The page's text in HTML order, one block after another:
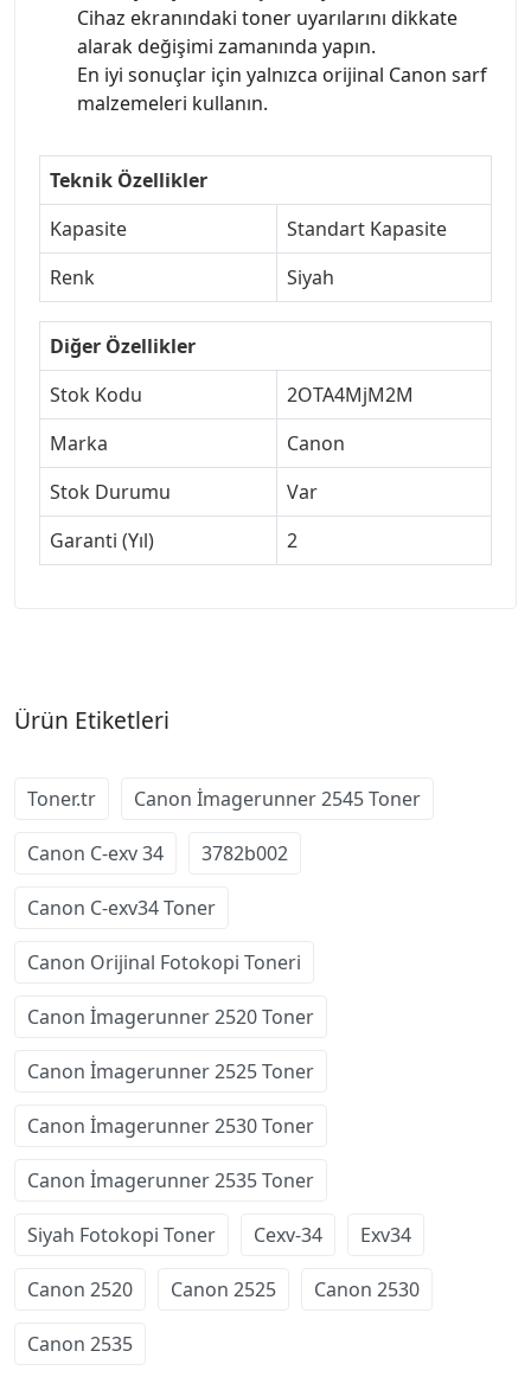
Cihaz ekranındaki toner uyarılarını dikkate
alarak değişimi zamanında yapın.
En iyi sonuçlar için yalnızca orijinal Canon sarf
malzemeleri kullanın.
Teknik Özellikler
Kapasite
Standart Kapasite
Renk
Siyah
Diğer Özellikler
Stok Kodu
2OTA4MjM2M
Marka
Canon
Stok Durumu
Var
Garanti (Yıl)
2
Ürün Etiketleri
Toner.tr Canon İmagerunner 2545 Toner
Canon C-exv 34 3782b002
Canon C-exv34 Toner
Canon Orijinal Fotokopi Toneri
Canon İmagerunner 2520 Toner
Canon İmagerunner 2525 Toner
Canon İmagerunner 2530 Toner
Canon İmagerunner 2535 Toner
Siyah Fotokopi Toner Cexv-34 Exv34
Canon 2520 Canon 2525 Canon 2530
Canon 2535